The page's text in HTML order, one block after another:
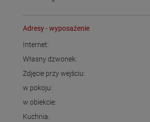
Adresy - wyposażenie
Internet:
Własny dzwonek:
Zdjęcie przy wejściu:
w pokoju:
w obiekcie:
Kuchnia: